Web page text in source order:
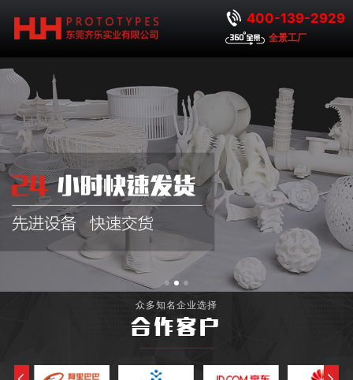
400-139-2929
全景工厂
众多知名企业选择
合作客户